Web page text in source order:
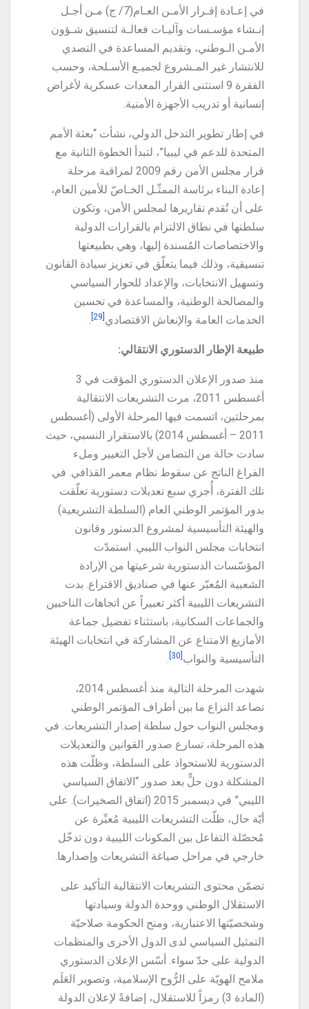
في إعـادة إقـرار الأمـن العـام(7/ ج) مـن أجـل
إنـشاء مؤسـسات وآليـات فعالـة لتنسيق شـؤون
الأمـن الـوطني، وتقديم المساعدة في التصدي
للانتشار غير المـشروع لجميـع الأسـلحة، وحسب
الفقرة 9 استثنى القرار المعدات عسكرية لأغراض
إنسانية أو تدريب الأجهزة الأمنية.
في إطار تطوير التدخل الدولي، نشأت “بعثة الأمم
المتحدة للدعم في ليبيا”، لتبدأ الخطوة الثانية مع
قرار مجلس الأمن رقم 2009 لمراقبة مرحلة
إعادة البناء برئاسة الممثّـل الخـاصّ للأمين العام،
على أن تُقدم تقاريرها لمجلس الأمن، وتكون
سلطتها في نطاق الالتزام بالقرارات الدولية
والاختصاصات المُسندة إليها، وهي بطبيعتها
تنسيقية، وذلك فيما يتعلّق في تعزيز سيادة القانون
وتسهيل الانتخابات، والإعداد للحوار السياسي
والمصالحة الوطنية، والمساعدة في تحسين
الخدمات العامة والإنعاش الاقتصادي
.
طبيعة الإطار الدستوري الانتقالي:
منذ صدور الإعلان الدستوري المؤقت في 3
أغسطس 2011، مرت التشريعات الانتقالية
بمرحلتين، اتسمت فيها المرحلة الأولى (أغسطس
2011 – أغسطس 2014) بالاستقرار النسبي، حيث
سادت حالة من التضامن لأجل التغيير وملء
الفراغ الناتج عن سقوط نظام معمر القذافي. في
تلك الفترة، أُجري سبع تعديلات دستورية تعلّقت
بدور المؤتمر الوطني العام (السلطة التشريعية)
والهيئة التأسيسية لمشروع الدستور وقانون
انتخابات مجلس النواب الليبي. استمدّت
المؤسّسات الدستورية شرعيتها من الإرادة
الشعبية المُعبّر عنها في صناديق الاقتراع. بدت
التشريعات الليبية أكثر تعبيراً عن اتجاهات الناخبين
والجماعات السكانية، باستثناء تفضيل جماعة
الأمازيغ الامتناع عن المشاركة في انتخابات الهيئة
التأسيسية والنواب
.
شهدت المرحلة التالية منذ أغسطس 2014،
تصاعد النزاع ما بين أطراف المؤتمر الوطني
ومجلس النواب حول سلطة إصدار التشريعات. في
هذه المرحلة، تسارع صدور القوانين والتعديلات
الدستورية للاستحواذ على السلطة، وظلّت هذه
المشكلة دون حلٍّ بعد صدور “الاتفاق السياسي
الليبي” في ديسمبر 2015 (اتفاق الصخيرات). على
أيّة حال، ظلّت التشريعات الليبية مُعبِّرة عن
مُحصّلة التفاعل بين المكونات الليبية دون تدخّل
خارجي في مراحل صياغة التشريعات وإصدارها.
تضمّن محتوى التشريعات الانتقالية التأكيد على
الاستقلال الوطني ووحدة الدولة وسيادتها
وشخصيّتها الاعتبارية، ومنح الحكومة صلاحيّة
التمثيل السياسي لدى الدول الأخرى والمنظمات
الدولية على حدّ سواء. أسّس الإعلان الدستوري
ملامح الهويّة على الرُّوح الإسلامية، وتصوير العَلَم
(المادة 3) رمزاً للاستقلال، إضافةً لإعلان الدولة